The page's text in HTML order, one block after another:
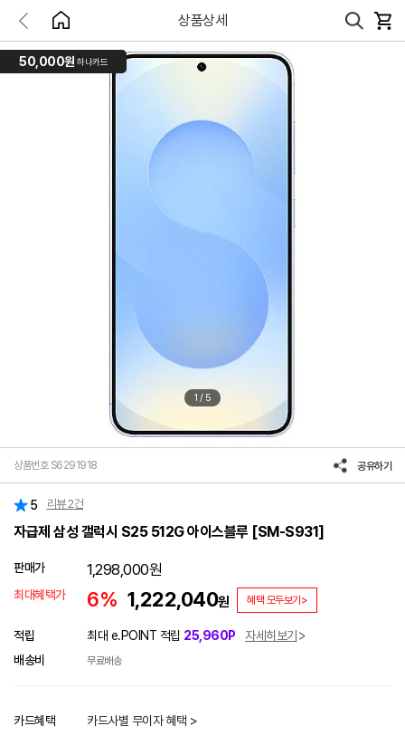
상품상세
50,000원 하나카드
1 / 5
상품번호 S6291918 공유하기
5 리뷰2건
자급제 삼성 갤럭시 S25 512G 아이스블루 [SM-S931]
판매가 1,298,000원
최대혜택가 6% 1,222,040원 혜택 모두보기>
적립 최대 e.POINT 적립 25,960P
자세히보기
배송비
무료배송
카드혜택 카드사별 무이자 혜택 >